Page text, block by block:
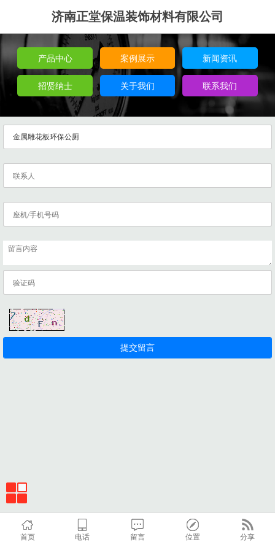
济南正堂保温装饰材料有限公司
产品中心 案例展示 新闻资讯
招贤纳士 关于我们 联系我们
首页 电话 留言 位置 分享